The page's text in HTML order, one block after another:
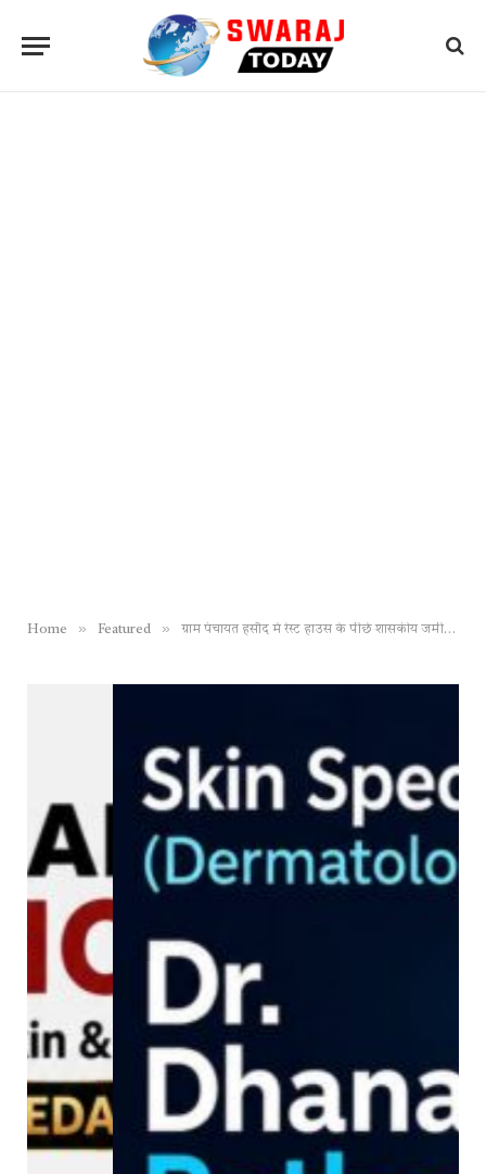
Home » Featured » ग्राम पंचायत हसौद में रेस्ट हाउस के पीछे शासकीय जमीन पर प्रतिबंधित लकड़ी अर्जुन पेड़ों की कटाई कर भारी मात्रा में किया गया अवैध भंडारण